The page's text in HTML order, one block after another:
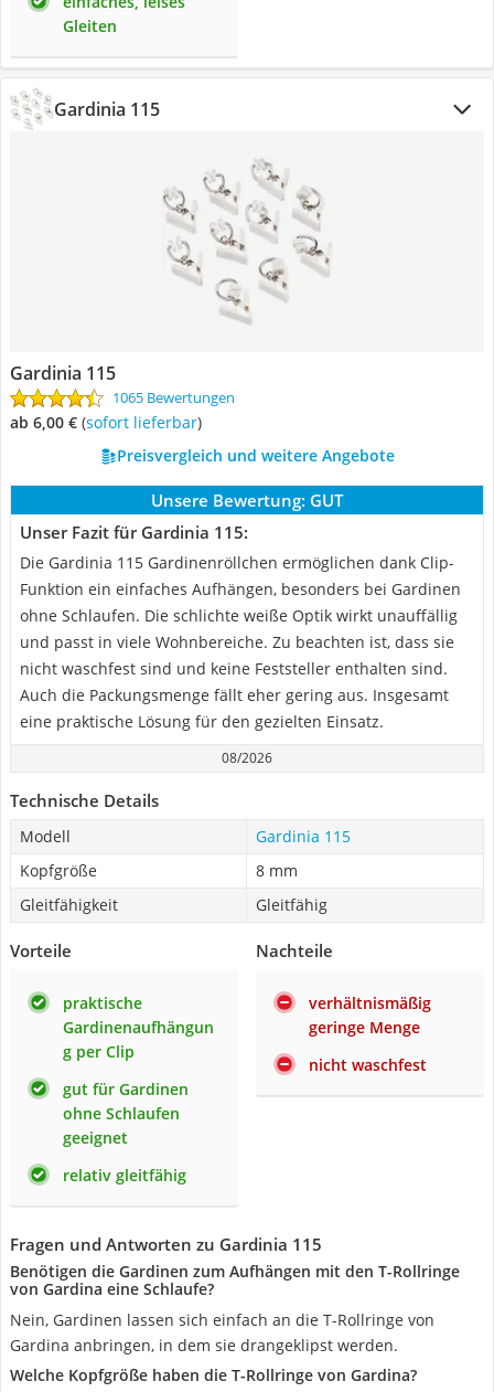
Gleiten
Gardinia 115
Gardinia 115
1065 Bewertungen
ab 6,00 € ( Sofort lieferbar)
Preisvergleich und weitere Angebote
Unsere Bewertung: GUT
Unser Fazit für Gardinia 115:
Die Gardinia 115 Gardinenröllchen ermöglichen dank Clip-
Funktion ein einfaches Aufhängen, besonders bei Gardinen
ohne Schlaufen. Die schlichte weiße Optik wirkt unauffällig
und passt in viele Wohnbereiche. Zu beachten ist, dass sie
nicht waschfest sind und keine Feststeller enthalten sind.
Auch die Packungsmenge fällt eher gering aus. Insgesamt
eine praktische Lösung für den gezielten Einsatz.
08/2026
Technische Details
Modell
Gardinia 115
Kopfgröße
8 mm
Gleitfähigkeit
Gleitfähig
Vorteile
praktische
Gardinenaufhängun
g per Clip
gut für Gardinen
ohne Schlaufen
geeignet
relativ gleitfähig
Nachteile
verhältnismäßig
geringe Menge
nicht waschfest
Fragen und Antworten zu Gardinia 115
Benötigen die Gardinen zum Aufhängen mit den T-Rollringe
von Gardina eine Schlaufe?
Nein, Gardinen lassen sich einfach an die T-Rollringe von
Gardina anbringen, in dem sie drangeklipst werden.
Welche Kopfgröße haben die T-Rollringe von Gardina?